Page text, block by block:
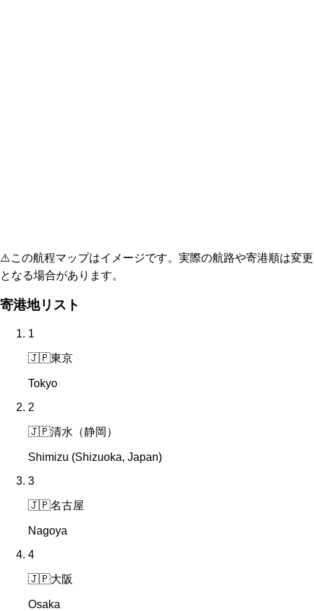
⚠️この航程マップはイメージです。実際の航路や寄港順は変更
となる場合があります。
寄港地リスト
1
🇯🇵東京
Tokyo
2
🇯🇵清水（静岡）
Shimizu (Shizuoka, Japan)
3
🇯🇵名古屋
Nagoya
4
🇯🇵大阪
Osaka